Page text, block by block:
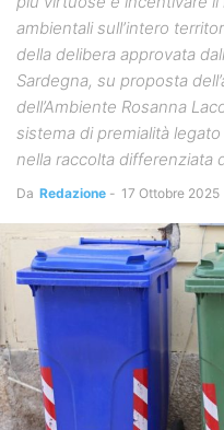
ambientali sull’intero
della delibera approvata
Sardegna, su proposta
dell’Ambiente Rosanna
sistema di premialità
nella raccolta differenziata
Da Redazione - 17 Ottobre 2025